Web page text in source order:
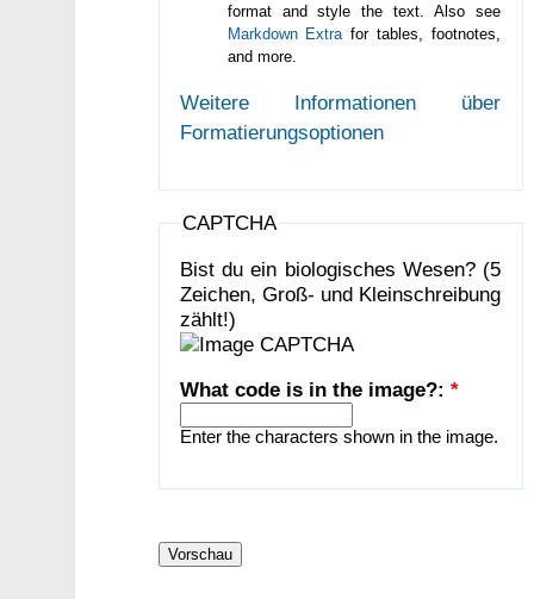
format and style the text. Also see
Markdown Extrafor tables, footnotes,
and more.
Weitere Informationen über
Formatierungsoptionen
CAPTCHA
Bist du ein biologisches Wesen? (5
Zeichen, Groß- und Kleinschreibung
zählt!)
What code is in the image?:*
Enter the characters shown in the image.